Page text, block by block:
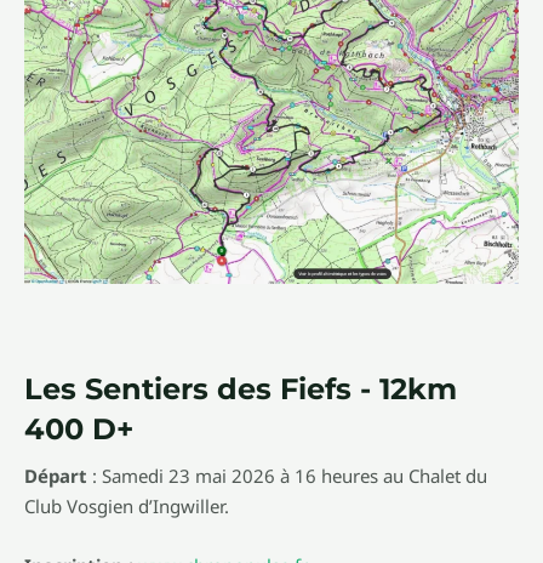
Les Sentiers des Fiefs - 12km
400 D+
Départ : Samedi 23 mai 2026 à 16 heures au Chalet du
Club Vosgien d’Ingwiller.